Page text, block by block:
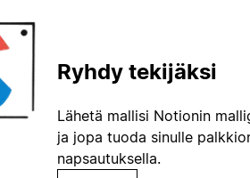
Ryhdy tekijäksi
Lähetä mallisi Notionin
ja jopa tuoda sinulle
napsautuksella.